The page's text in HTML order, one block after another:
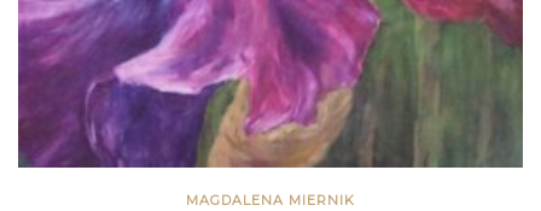
MAGDALENA MIERNIK